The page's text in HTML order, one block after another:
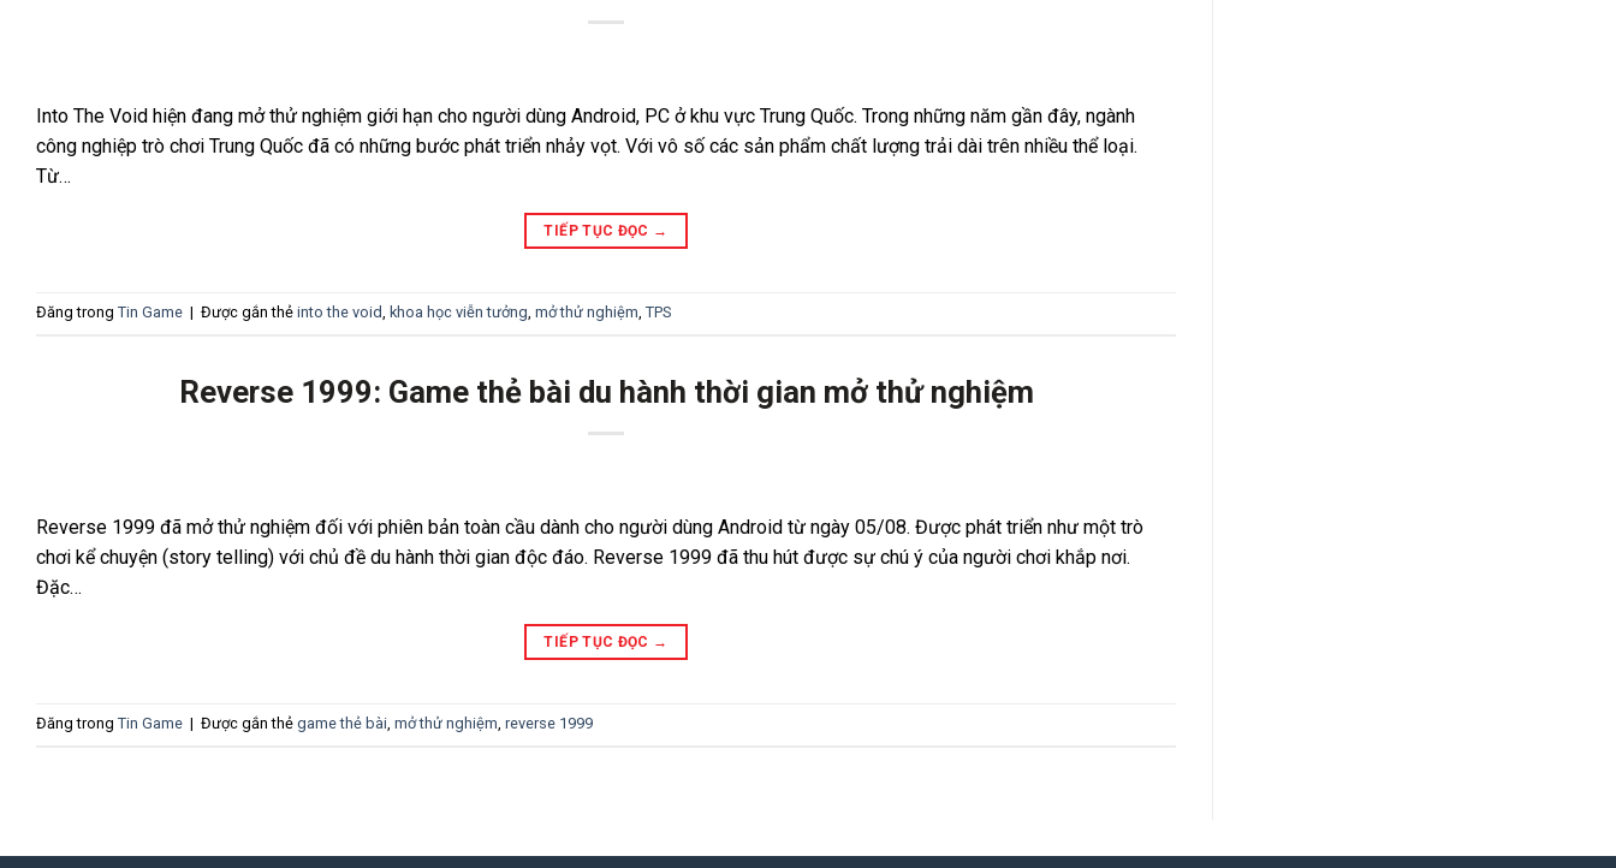
Into The Void hiện đang mở thử nghiệm giới hạn cho người dùng Android, PC ở khu vực Trung Quốc. Trong những năm gần đây, ngành
công nghiệp trò chơi Trung Quốc đã có những bước phát triển nhảy vọt. Với vô số các sản phẩm chất lượng trải dài trên nhiều thể loại.
Từ…
TIẾP TỤC ĐỌC →
Đăng trong Tin Game | Được gắn thẻ into the void, khoa học viễn tưởng, mở thử nghiệm, TPS
Reverse 1999: Game thẻ bài du hành thời gian mở thử nghiệm
Reverse 1999 đã mở thử nghiệm đối với phiên bản toàn cầu dành cho người dùng Android từ ngày 05/08. Được phát triển như một trò
chơi kể chuyện (story telling) với chủ đề du hành thời gian độc đáo. Reverse 1999 đã thu hút được sự chú ý của người chơi khắp nơi.
Đặc…
TIẾP TỤC ĐỌC →
Đăng trong Tin Game | Được gắn thẻ game thẻ bài, mở thử nghiệm, reverse 1999